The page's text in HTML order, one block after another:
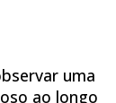
uma
ao longo